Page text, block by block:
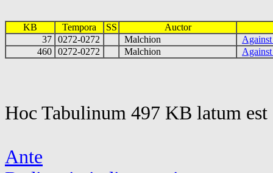
KB Tempora SS
Auctor
37 0272-0272 Malchion
460 0272-0272 Malchion
Hoc Tabulinum 497 KB latum
Ante